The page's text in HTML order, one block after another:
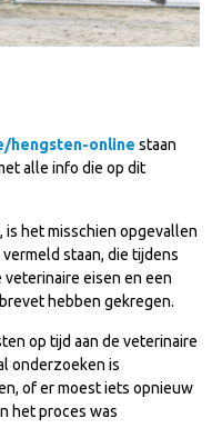
hengsten-online staan
alle info die op dit
het misschien opgevallen
staan, die tijdens
veterinaire eisen en een
hebben gekregen.
op tijd aan de veterinaire
onderzoeken is
of er moest iets opnieuw
het proces was